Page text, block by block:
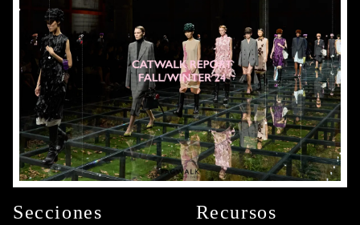
Secciones
Recursos